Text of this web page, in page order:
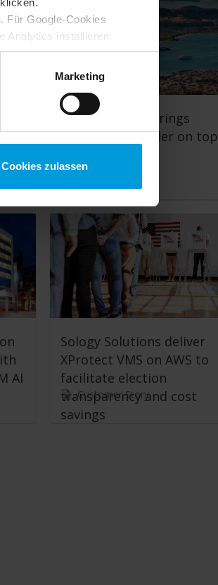
. Für Google-Cookies
Analytics installieren:
ändern:
Marketing
Cookies zulassen
City of Hobart brings
safety down under on top
Customer Story
AI
Sology Solutions deliver
XProtect VMS on AWS to
facilitate election
transparency and cost
savings
Customer Story